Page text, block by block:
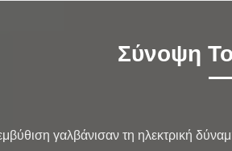
Σύνοψη
γαλβάνισαν τη ηλεκτρική